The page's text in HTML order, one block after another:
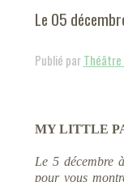
Le 05
Publié parThéâtre
MY LITTLE
Le 5 décembre
pour vous